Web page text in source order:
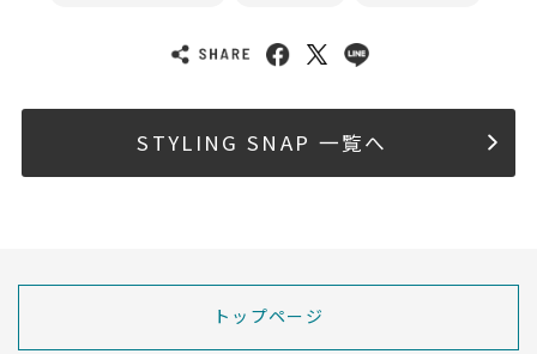
STYLING SNAP 一覧へ
トップページ